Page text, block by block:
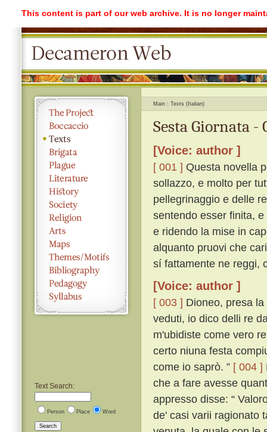
This content is part of our web archive. It is no longer
Text Search:
Person Place Word
Search
Main Texts (Italian)
Sesta Giornata -
[Voice: author ]
[ 001 ] Questa novella
sollazzo, e molto per
pellegrinaggio e delle
sentendo esser finita,
e ridendo la mise in
alquanto pruovi che
sí fattamente ne reggi,
[Voice: author ]
[ 003 ] Dioneo, presa
veduti, io dico delli re
m'ubidiste come vero
certo niuna festa
come io saprò. ” [ 004 ]
che a fare avesse
appresso disse: “
de' casi varii ragionato